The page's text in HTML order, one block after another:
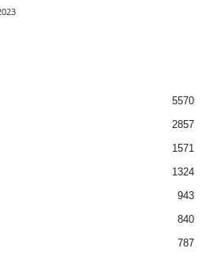
5570
2857
1571
1324
943
840
787